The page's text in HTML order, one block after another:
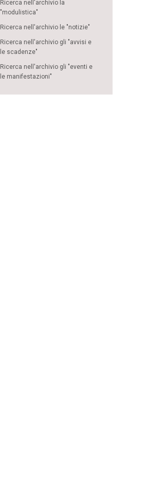
Ricerca nell'archivio la
"modulistica"
Ricerca nell'archivio le "notizie"
Ricerca nell'archivio gli "avvisi e
le scadenze"
Ricerca nell'archivio gli "eventi e
le manifestazioni"